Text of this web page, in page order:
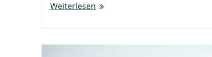
Weiterlesen